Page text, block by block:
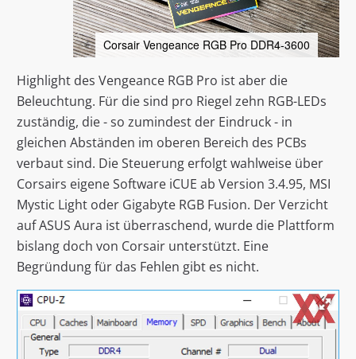
Corsair Vengeance RGB Pro DDR4-3600
Highlight des Vengeance RGB Pro ist aber die
Beleuchtung. Für die sind pro Riegel zehn RGB-LEDs
zuständig, die - so zumindest der Eindruck - in
gleichen Abständen im oberen Bereich des PCBs
verbaut sind. Die Steuerung erfolgt wahlweise über
Corsairs eigene Software iCUE ab Version 3.4.95, MSI
Mystic Light oder Gigabyte RGB Fusion. Der Verzicht
auf ASUS Aura ist überraschend, wurde die Plattform
bislang doch von Corsair unterstützt. Eine
Begründung für das Fehlen gibt es nicht.